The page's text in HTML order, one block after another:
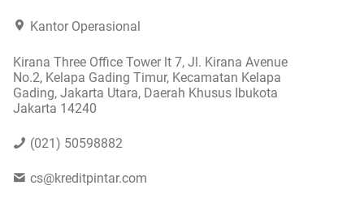
Kantor Operasional
Kirana Three Office Tower lt 7, Jl. Kirana Avenue
No.2, Kelapa Gading Timur, Kecamatan Kelapa
Gading, Jakarta Utara, Daerah Khusus Ibukota
Jakarta 14240
(021) 50598882
cs@kreditpintar.com